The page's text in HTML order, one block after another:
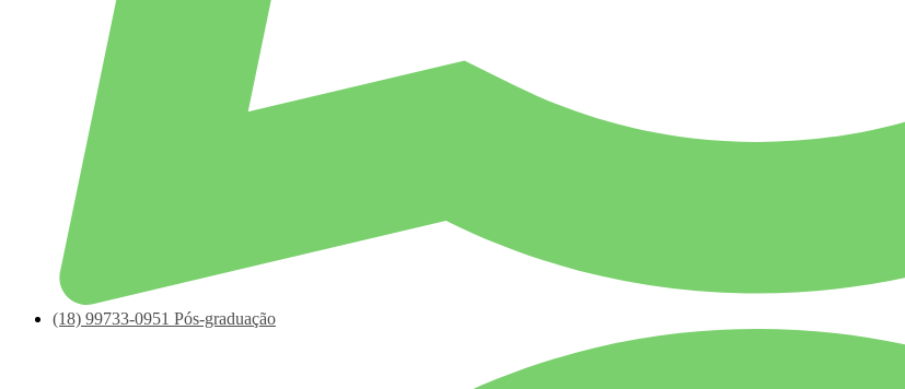
(18) 99733-0951 Pós-graduação